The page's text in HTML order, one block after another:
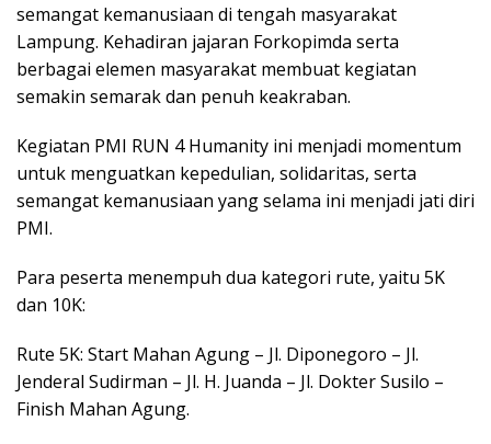
semangat kemanusiaan di tengah masyarakat
Lampung. Kehadiran jajaran Forkopimda serta
berbagai elemen masyarakat membuat kegiatan
semakin semarak dan penuh keakraban.
Kegiatan PMI RUN 4 Humanity ini menjadi momentum
untuk menguatkan kepedulian, solidaritas, serta
semangat kemanusiaan yang selama ini menjadi jati diri
PMI.
Para peserta menempuh dua kategori rute, yaitu 5K
dan 10K:
Rute 5K: Start Mahan Agung – Jl. Diponegoro – Jl.
Jenderal Sudirman – Jl. H. Juanda – Jl. Dokter Susilo –
Finish Mahan Agung.